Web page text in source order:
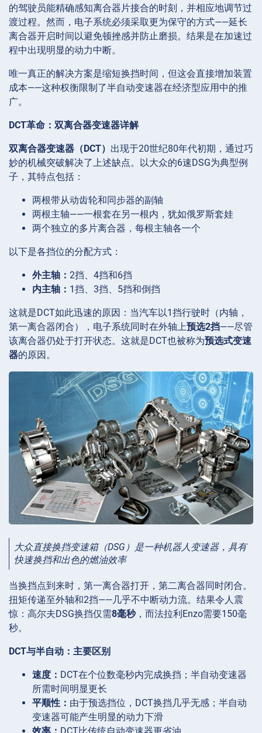
的驾驶员能精确感知离合器片接合的时刻，并相应地调节过
渡过程。然而，电子系统必须采取更为保守的方式——延长
离合器开启时间以避免顿挫感并防止磨损。结果是在加速过
程中出现明显的动力中断。
唯一真正的解决方案是缩短换挡时间，但这会直接增加装置
成本——这种权衡限制了半自动变速器在经济型应用中的推
广。
DCT革命：双离合器变速器详解
双离合器变速器（DCT） 出现于20世纪80年代初期，通过巧
妙的机械突破解决了上述缺点。以大众的6速DSG为典型例
子，其特点包括：
两根带从动齿轮和同步器的副轴
两根主轴——一根套在另一根内，犹如俄罗斯套娃
两个独立的多片离合器，每根主轴各一个
以下是各挡位的分配方式：
外主轴： 2挡、4挡和6挡
内主轴： 1挡、3挡、5挡和倒挡
这就是DCT如此迅速的原因：当汽车以1挡行驶时（内轴，
第一离合器闭合），电子系统同时在外轴上预选2挡——尽管
该离合器仍处于打开状态。这就是DCT也被称为预选式变速
器的原因。
大众直接换挡变速箱（DSG）是一种机器人变速器，具有
快速换挡和出色的燃油效率
当换挡点到来时，第一离合器打开，第二离合器同时闭合。
扭矩传递至外轴和2挡——几乎不中断动力流。结果令人震
惊：高尔夫DSG换挡仅需8毫秒，而法拉利Enzo需要150毫
秒。
DCT与半自动：主要区别
速度： DCT在个位数毫秒内完成换挡；半自动变速器
所需时间明显更长
平顺性： 由于预选挡位，DCT换挡几乎无感；半自动
变速器可能产生明显的动力下滑